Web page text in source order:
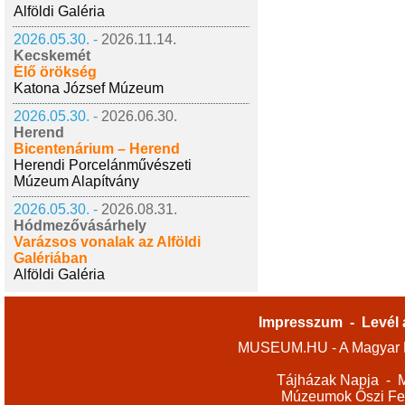
Alföldi Galéria
2026.05.30. - 2026.11.14.
Kecskemét
Élő örökség
Katona József Múzeum
2026.05.30. - 2026.06.30.
Herend
Bicentenárium – Herend
Herendi Porcelánművészeti
Múzeum Alapítvány
2026.05.30. - 2026.08.31.
Hódmezővásárhely
Varázsos vonalak az Alföldi
Galériában
Alföldi Galéria
Impresszum -
Levél
MUSEUM.HU - A
Tájházak Napja -
Múzeumok Őszi